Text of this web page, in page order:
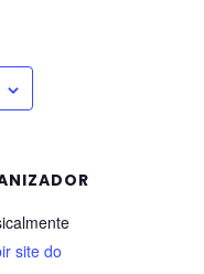
site do